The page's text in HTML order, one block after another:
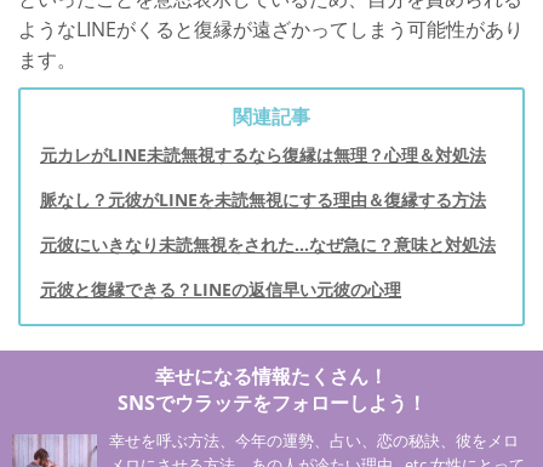
ようなLINEがくると復縁が遠ざかってしまう可能性があり
ます。
関連記事
元カレがLINE未読無視するなら復縁は無理？心理＆対処法
脈なし？元彼がLINEを未読無視にする理由＆復縁する方法
元彼にいきなり未読無視をされた…なぜ急に？意味と対処法
元彼と復縁できる？LINEの返信早い元彼の心理
幸せになる情報たくさん！
SNSでウラッテをフォローしよう！
幸せを呼ぶ方法、今年の運勢、占い、恋の秘訣、彼をメロ